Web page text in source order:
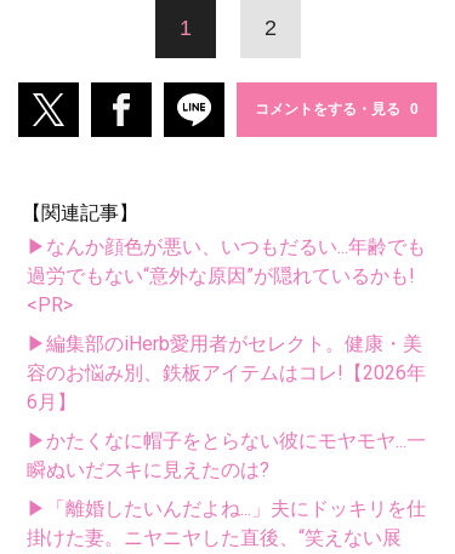
1 2
コメントをする・見る
【関連記事】
▶なんか顔色が悪い、いつもだるい...年齢でも
過労でもない“意外な原因”が隠れているかも!
<PR>
▶編集部のiHerb愛用者がセレクト。健康・美
容のお悩み別、鉄板アイテムはコレ!【2026年
6月】
▶かたくなに帽子をとらない彼にモヤモヤ...一
瞬ぬいだスキに見えたのは?
▶「離婚したいんだよね...」夫にドッキリを仕
掛けた妻。ニヤニヤした直後、“笑えない展